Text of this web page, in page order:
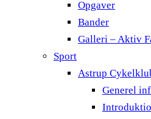
Opgaver
Bander
Galleri – Aktiv
Sport
Astrup
Generel